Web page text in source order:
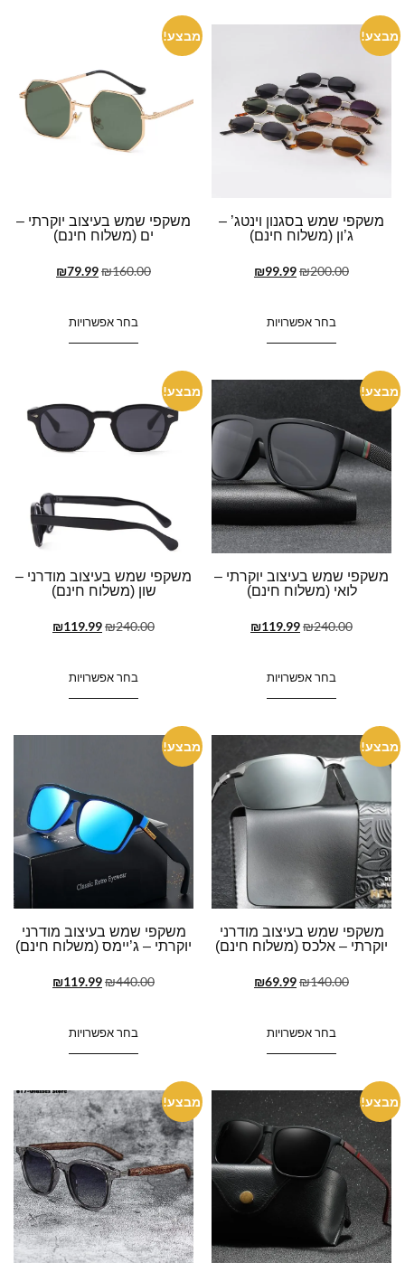
מבצע!
משקפי שמש בסגנון וינטג’ –
ג’ון (משלוח חינם)
₪200.00
₪99.99
בחר אפשרויות
מבצע!
משקפי שמש בעיצוב יוקרתי –
ים (משלוח חינם)
₪160.00
₪79.99
בחר אפשרויות
מבצע!
משקפי שמש בעיצוב יוקרתי –
לואי (משלוח חינם)
₪240.00
₪119.99
בחר אפשרויות
מבצע!
משקפי שמש בעיצוב מודרני –
שון (משלוח חינם)
₪240.00
₪119.99
בחר אפשרויות
מבצע!
משקפי שמש בעיצוב מודרני
יוקרתי – אלכס (משלוח חינם)
₪140.00
₪69.99
בחר אפשרויות
מבצע!
משקפי שמש בעיצוב מודרני
יוקרתי – ג’יימס (משלוח חינם)
₪440.00
₪119.99
בחר אפשרויות
מבצע! מבצע!